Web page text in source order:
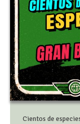
Cientos de